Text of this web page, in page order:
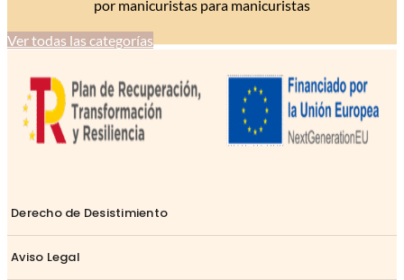
por manicuristas para manicuristas
Ver todas las categorías
Derecho de Desistimiento
Aviso Legal